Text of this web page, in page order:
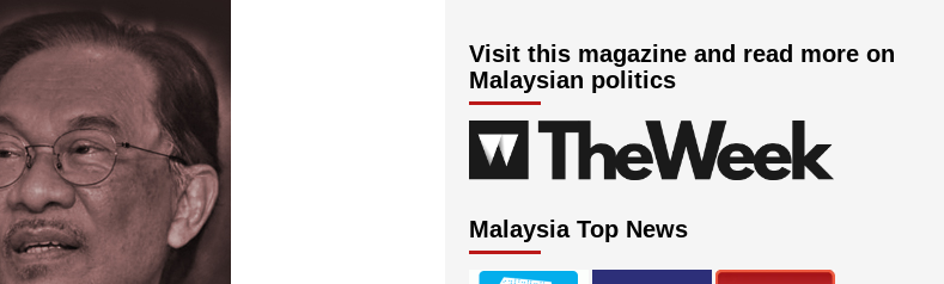
Visit this magazine and read more on
Malaysian politics
Malaysia Top News